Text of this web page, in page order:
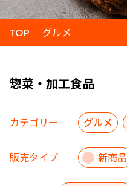
TOP グルメ
惣菜・加工食品
カテゴリー グルメ
販売タイプ 新商品